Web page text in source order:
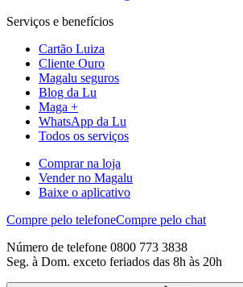
Serviços e benefícios
Cartão Luiza
Cliente Ouro
Magalu seguros
Blog da Lu
Maga +
WhatsApp da Lu
Todos os serviços
Comprar na loja
Vender no Magalu
Baixe o aplicativo
Compre pelo telefoneCompre pelo chat
Número de telefone 0800 773 3838
Seg. à Dom. exceto feriados das 8h às 20h